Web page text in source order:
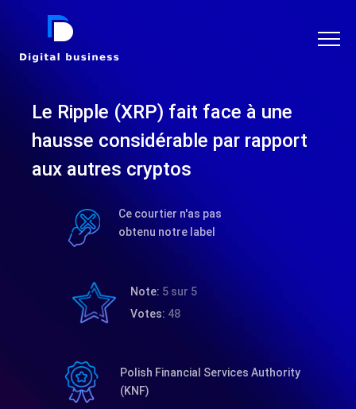
DIGITAL BUSINESS
Le Ripple (XRP) fait face à une
hausse considérable par rapport
aux autres cryptos
Ce courtier n'as pas
obtenu notre label
Note: 5 sur 5
Votes: 48
Polish Financial Services Authority
(KNF)